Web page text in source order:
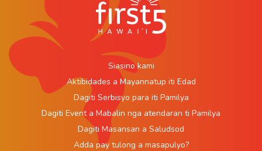
Siasino kami
Aktibidades a Mayannatup iti Edad
Dagiti Serbisyo para iti Pamilya
Dagiti Event a Mabalin nga atendaran ti Pamilya
Dagiti Masansan a Saludsod
Adda pay tulong a masapulyo?